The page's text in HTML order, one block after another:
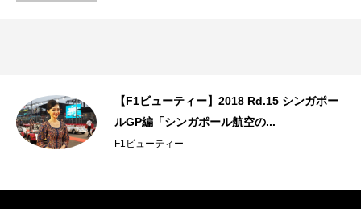
【F1ビューティー】2018 Rd.15 シンガポー
ルGP編「シンガポール航空の...
F1ビューティー